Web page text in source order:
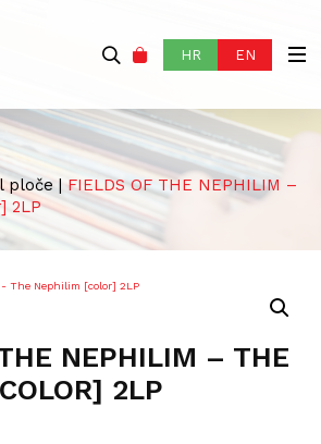
HR EN
ploče|FIELDS OF THE NEPHILIM –
2LP
NEPHILIM – THE
2LP